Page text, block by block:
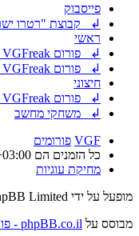
פייסבוק
↲ קבוצת "רטרו
ראשי
↲ פורום VGFreak - כללי
↲ פורום VGFreak - טכני
חיצוני
↲ פורום VGFreak - ישן
↲ משחקי מחשב
VGF פורומים
כל הזמנים הם
מחיקת עוגיות
מופעל על ידי Limited
מבוסס על phpBB.co.il - פורומים בעברית